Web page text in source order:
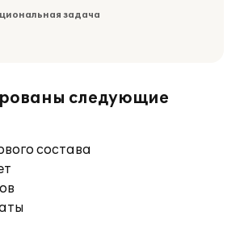
задача
следующие
состава